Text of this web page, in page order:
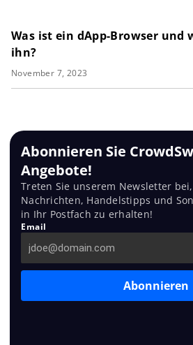
Was ist ein dApp-Browser und
ihn?
November 7, 2023
Abonnieren Sie
Angebote!
Treten Sie unserem Newsletter
Nachrichten, Handelstipps und
in Ihr Postfach zu erhalten!
Email
Abonnieren